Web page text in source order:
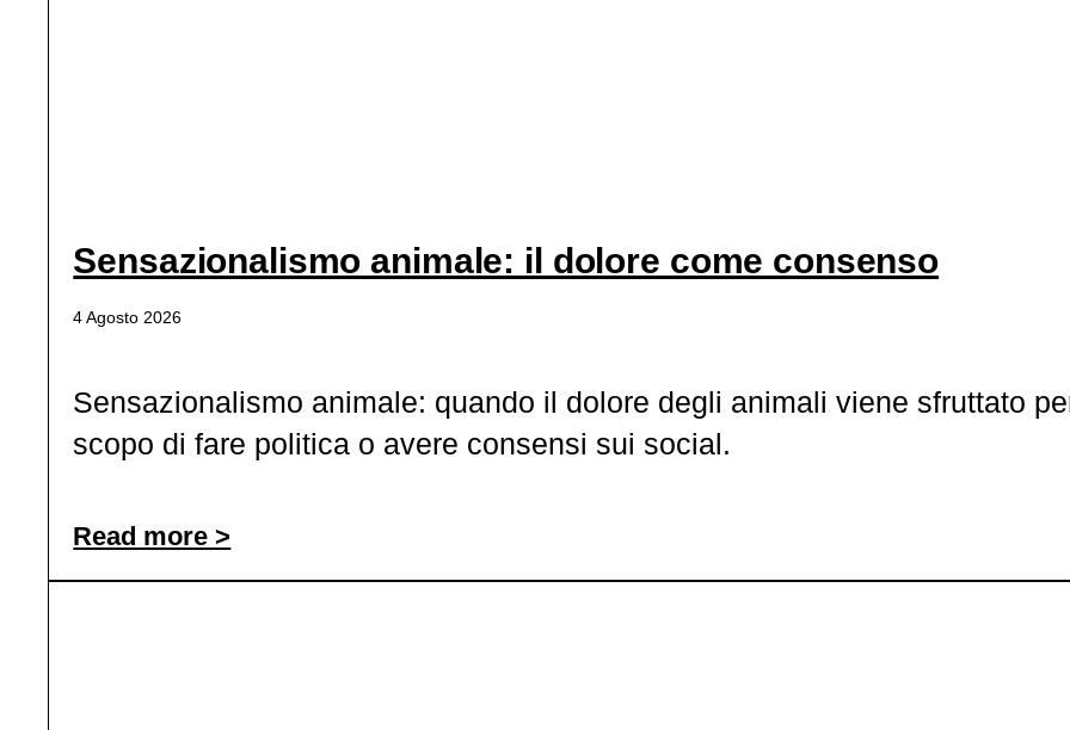
Sensazionalismo animale: il dolore come consenso
4 Agosto 2026
Sensazionalismo animale: quando il dolore degli animali viene sfruttato
scopo di fare politica o avere consensi sui social.
Read more >